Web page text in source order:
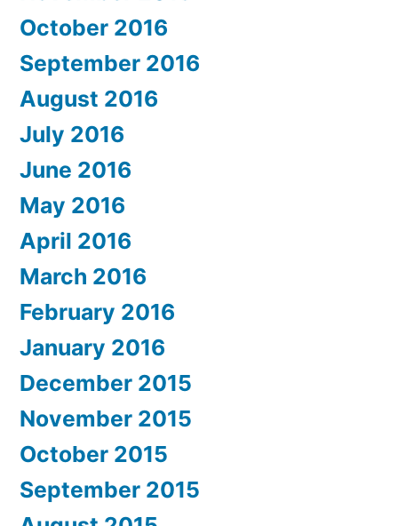
October 2016
September 2016
August 2016
July 2016
June 2016
May 2016
April 2016
March 2016
February 2016
January 2016
December 2015
November 2015
October 2015
September 2015